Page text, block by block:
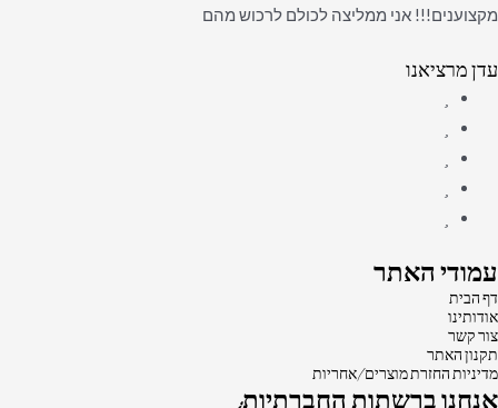
מקצוענים!!! אני ממליצה לכולם לרכוש מהם
עדן מרציאנו
עמודי האתר
דף הבית
אודותינו
צור קשר
תקנון האתר
מדיניות החזרת מוצרים/אחריות